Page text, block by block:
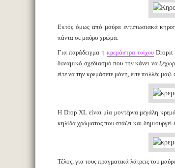
Εκτός όμως από μαύρα εντυπωσιακά
πάντα σε μαύρο χρώμα.
Για παράδειγμα ηκρεμάστρα τοίχου Dropit
δυναμικό σχεδιασμό που την κάνει να
είτε να την κρεμάσετε μόνη, είτε πολλές
Η Drop XL είναι μία μοντέρνα μεγάλη
κηλίδα χρώματος που στάζει και δημιουργεί
Τέλος, για τους πραγματικά λάτρεις του